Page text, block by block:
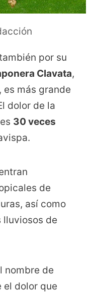
por su
Clavata,
es más grande
dolor de la
30 veces
de
así como
lluviosos de
nombre de
el dolor que